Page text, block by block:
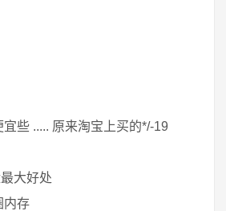
些 ..... 原来淘宝上买的*/-19
大好处
内存